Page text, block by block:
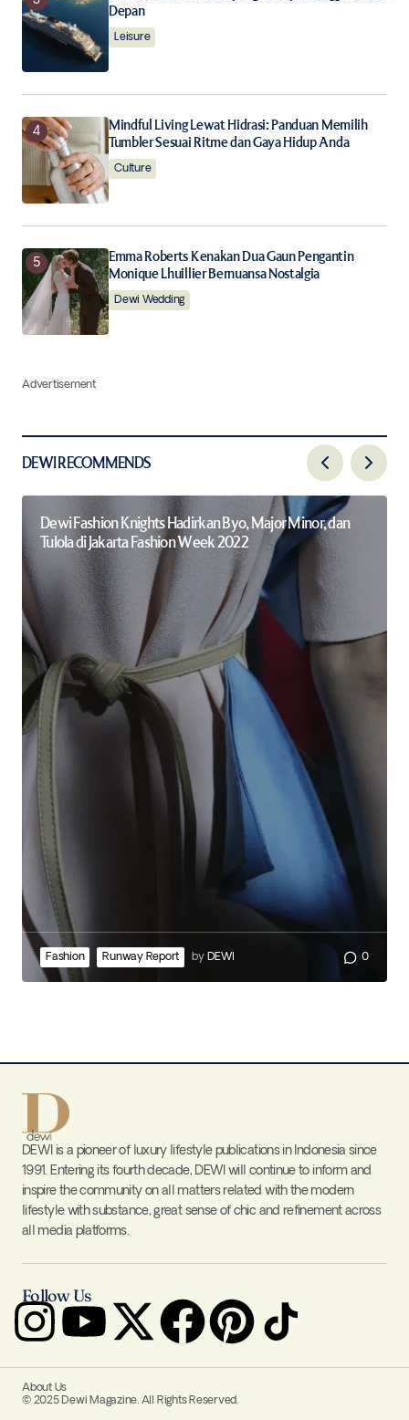
Depan
Leisure
Mindful Living Lewat Hidrasi: Panduan Memilih
Tumbler Sesuai Ritme dan Gaya Hidup Anda
Culture
Emma Roberts Kenakan Dua Gaun Pengantin
Monique Lhuillier Bernuansa Nostalgia
Dewi Wedding
Advertisement
DEWI RECOMMENDS
Dewi Fashion Knights Hadirkan Byo, Major Minor, dan
Tulola di Jakarta Fashion Week 2022
Fashion Runway Report by DEWI 0
DEWI is a pioneer of luxury lifestyle publications in Indonesia since
1991. Entering its fourth decade, DEWI will continue to inform and
inspire the community on all matters related with the modern
lifestyle with substance, great sense of chic and refinement across
all media platforms.
Follow Us
About Us
© 2025 Dewi Magazine. All Rights Reserved.